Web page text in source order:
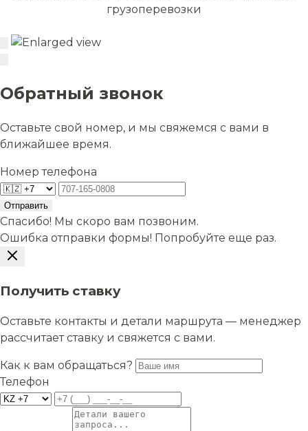
грузоперевозки
Обратный звонок
Оставьте свой номер, и мы свяжемся с вами в
ближайшее время.
Номер телефона
Отправить
Спасибо! Мы скоро вам позвоним.
Ошибка отправки формы! Попробуйте еще раз.
Получить ставку
Оставьте контакты и детали маршрута — менеджер
рассчитает ставку и свяжется с вами.
Как к вам обращаться?
Телефон